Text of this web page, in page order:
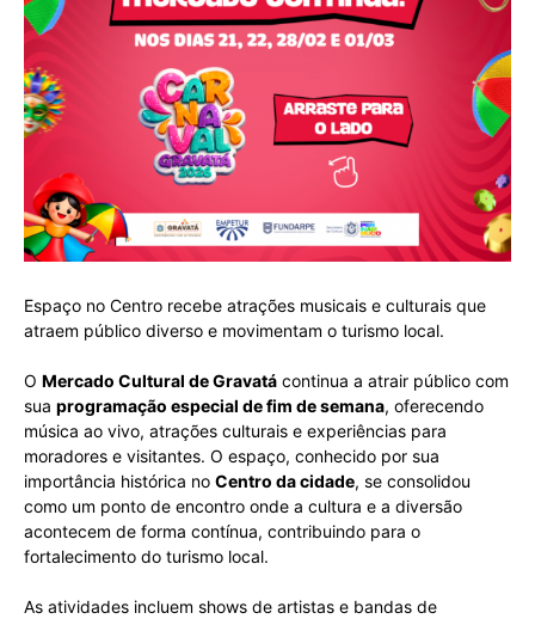
Espaço no Centro recebe atrações musicais e culturais que
atraem público diverso e movimentam o turismo local.
O Mercado Cultural de Gravatá continua a atrair público com
sua programação especial de fim de semana, oferecendo
música ao vivo, atrações culturais e experiências para
moradores e visitantes. O espaço, conhecido por sua
importância histórica no Centro da cidade, se consolidou
como um ponto de encontro onde a cultura e a diversão
acontecem de forma contínua, contribuindo para o
fortalecimento do turismo local.
As atividades incluem shows de artistas e bandas de